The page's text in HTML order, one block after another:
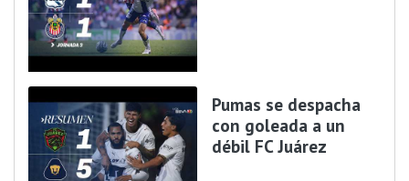
Pumas se despacha
con goleada a un
débil FC Juárez